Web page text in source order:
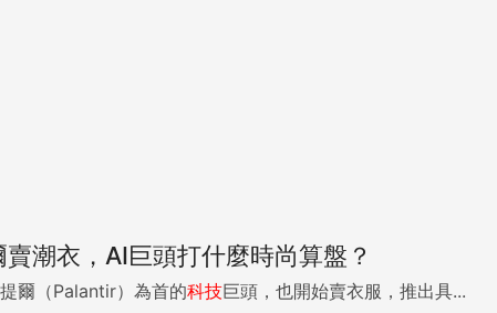
潮衣，AI巨頭打什麼時尚算盤？
爾（Palantir）為首的科技巨頭，也開始賣衣服，推出具...